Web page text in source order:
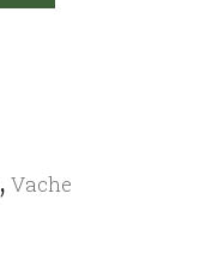
, Vache